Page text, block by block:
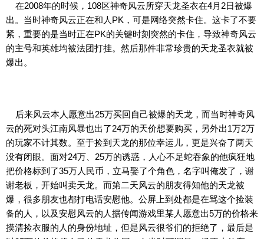
在2008年的时候，108区神奇风云所穿天龙圣衣在4月2日被爆
出。当时神奇风云正在和人PK，可是网络突然卡住。这卡了不要
紧，重要的是当时正在PK的关键时刻突然的卡住，导致神奇风云
的主号和英雄均被法团打挂。然后那件非常珍贵的天龙圣衣就被
爆出。
后来风云本人愿意出25万买回自己被爆的天龙，而当时神奇风
云的死对头江南风暴也出了24万的天价想要购买，另外出1万2万
的玩家不计其数。至于捡到天龙的那位幸运儿，更是兴奋了两天
没有闭眼。面对24万、25万的诱惑，人心不足蛇吞象的他疯狂地
把价格标到了35万人民币，立马娶了个角色，名字叫俺发了，谢
谢老板，开始叫卖天龙。而第二天风云的朋友得知他的天龙被
爆，很多朋友也都打电话安慰他。公屏上到处都是在骂这个捡装
备的人，以及安慰风云的人据传闻游戏里某人愿意出5万的价格来
摸清捡衣服的人的身份地址，但是风云很爷们的拒绝了，最后是